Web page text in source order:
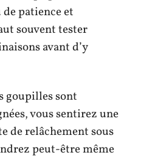
patience et
souvent tester
avant d’y
goupilles sont
vous sentirez une
de relâchement sous
peut-être même